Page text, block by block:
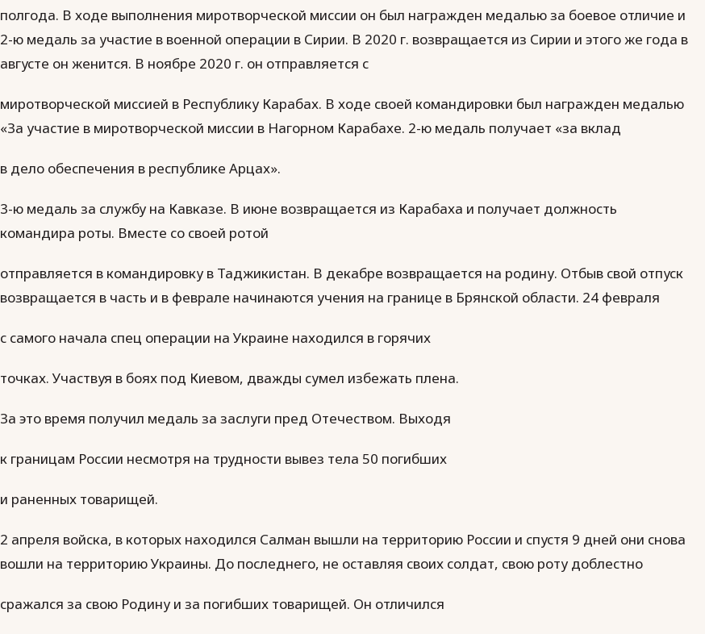
полгода. В ходе выполнения миротворческой миссии он был награжден медалью за боевое отличие и
2-ю медаль за участие в военной операции в Сирии. В 2020 г. возвращается из Сирии и этого же года в
августе он женится. В ноябре 2020 г. он отправляется с
миротворческой миссией в Республику Карабах. В ходе своей командировки был награжден медалью
«За участие в миротворческой миссии в Нагорном Карабахе. 2-ю медаль получает «за вклад
в дело обеспечения в республике Арцах».
3-ю медаль за службу на Кавказе. В июне возвращается из Карабаха и получает должность
командира роты. Вместе со своей ротой
отправляется в командировку в Таджикистан. В декабре возвращается на родину. Отбыв свой отпуск
возвращается в часть и в феврале начинаются учения на границе в Брянской области. 24 февраля
с самого начала спец операции на Украине находился в горячих
точках. Участвуя в боях под Киевом, дважды сумел избежать плена.
За это время получил медаль за заслуги пред Отечеством. Выходя
к границам России несмотря на трудности вывез тела 50 погибших
и раненных товарищей.
2 апреля войска, в которых находился Салман вышли на территорию России и спустя 9 дней они снова
вошли на территорию Украины. До последнего, не оставляя своих солдат, свою роту доблестно
сражался за свою Родину и за погибших товарищей. Он отличился